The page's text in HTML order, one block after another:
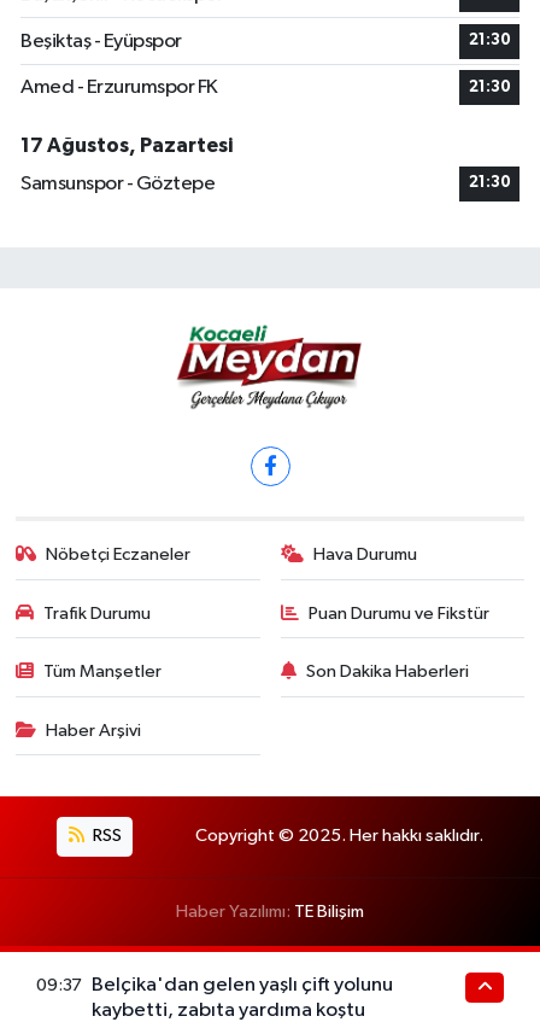
Beşiktaş - Eyüpspor 21:30
Amed - Erzurumspor FK 21:30
17 Ağustos, Pazartesi
Samsunspor - Göztepe
21:30
Nöbetçi Eczaneler Hava Durumu
Trafik Durumu Puan Durumu ve Fikstür
Tüm Manşetler Son Dakika Haberleri
Haber Arşivi
RSS Copyright © 2025. Her hakkı saklıdır.
Haber Yazılımı: TE Bilişim
09:37
Belçika'dan gelen yaşlı çift yolunu
kaybetti, zabıta yardıma koştu